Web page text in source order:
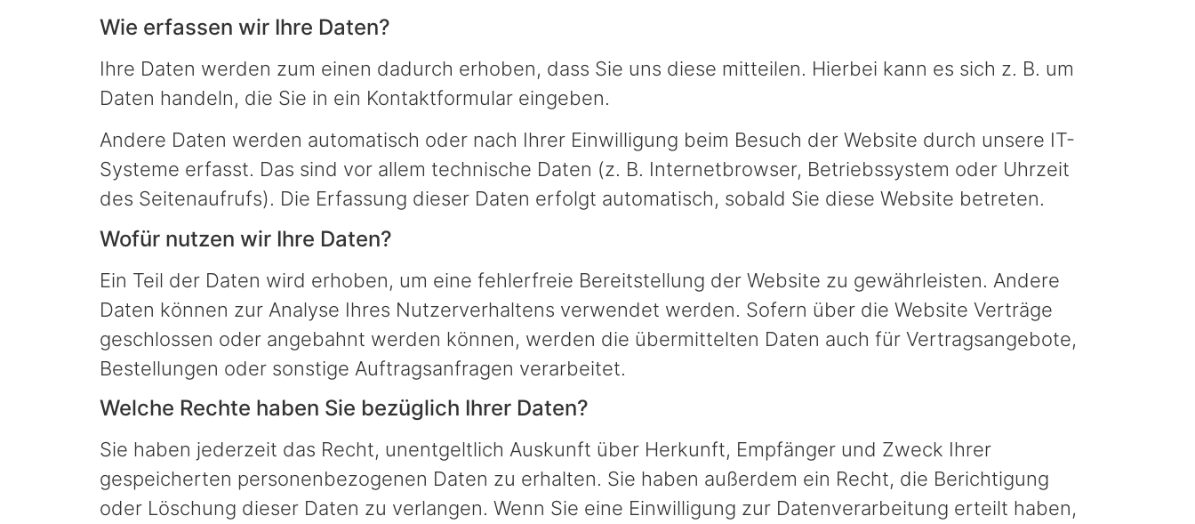
Wie erfassen wir Ihre Daten?
Ihre Daten werden zum einen dadurch erhoben, dass Sie uns diese mitteilen. Hierbei kann es sich z. B. um
Daten handeln, die Sie in ein Kontaktformular eingeben.
Andere Daten werden automatisch oder nach Ihrer Einwilligung beim Besuch der Website durch unsere IT-
Systeme erfasst. Das sind vor allem technische Daten (z. B. Internetbrowser, Betriebssystem oder Uhrzeit
des Seitenaufrufs). Die Erfassung dieser Daten erfolgt automatisch, sobald Sie diese Website betreten.
Wofür nutzen wir Ihre Daten?
Ein Teil der Daten wird erhoben, um eine fehlerfreie Bereitstellung der Website zu gewährleisten. Andere
Daten können zur Analyse Ihres Nutzerverhaltens verwendet werden. Sofern über die Website Verträge
geschlossen oder angebahnt werden können, werden die übermittelten Daten auch für Vertragsangebote,
Bestellungen oder sonstige Auftragsanfragen verarbeitet.
Welche Rechte haben Sie bezüglich Ihrer Daten?
Sie haben jederzeit das Recht, unentgeltlich Auskunft über Herkunft, Empfänger und Zweck Ihrer
gespeicherten personenbezogenen Daten zu erhalten. Sie haben außerdem ein Recht, die Berichtigung
oder Löschung dieser Daten zu verlangen. Wenn Sie eine Einwilligung zur Datenverarbeitung erteilt haben,